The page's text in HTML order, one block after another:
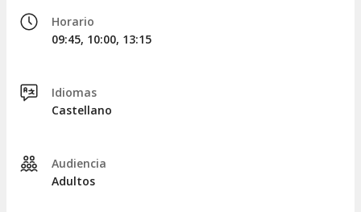
Sumérgete en la historia y el patrimonio de la
familia Codorníu.
Explicaciones detalladas sobre el proceso de
producción de cava.
tren a través de las extensas cavas.
Degustación de dos cavas premium.
Horario
09:45, 10:00, 13:15
Idiomas
Castellano
Audiencia
Adultos